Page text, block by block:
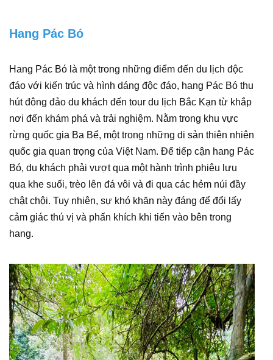
Hang Pác Bó
Hang Pác Bó là một trong những điểm đến du lịch độc
đáo với kiến trúc và hình dáng độc đáo, hang Pác Bó thu
hút đông đảo du khách đến tour du lịch Bắc Kạn từ khắp
nơi đến khám phá và trải nghiệm. Nằm trong khu vực
rừng quốc gia Ba Bể, một trong những di sản thiên nhiên
quốc gia quan trọng của Việt Nam. Để tiếp cận hang Pác
Bó, du khách phải vượt qua một hành trình phiêu lưu
qua khe suối, trèo lên đá vôi và đi qua các hẻm núi đầy
chật chội. Tuy nhiên, sự khó khăn này đáng để đổi lấy
cảm giác thú vị và phấn khích khi tiến vào bên trong
hang.